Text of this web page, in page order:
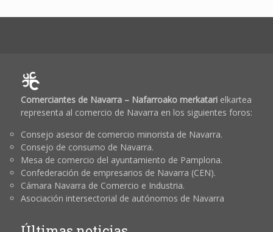
Comerciantes de Navarra – Nafarroako merkatarielkartea
representa al comercio de Navarra en los siguientes foros:
Consejo asesor de comercio minorista de Navarra.
Consejo de consumo de Navarra.
Mesa de comercio del ayuntamiento de Pamplona.
Confederación de empresarios de Navarra (CEN).
Cámara Navarra de Comercio e Industria.
Asociación intersectorial de autónomos de Navarra